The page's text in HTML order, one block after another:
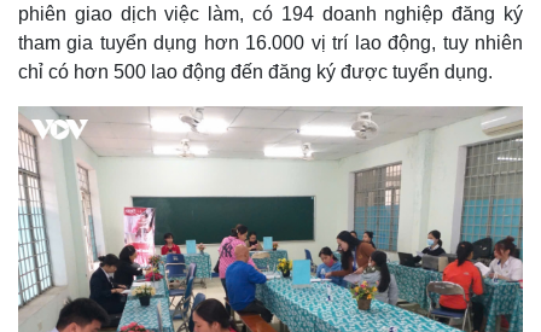
Pháp luật
Vụ án
Tin nóng
Tư vấn luật
Quân sự - Quốc phòng
Vũ khí
Việt Nam
Phân tích
phiên giao dịch việc làm, có 194 doanh nghiệp đăng ký
tham gia tuyển dụng hơn 16.000 vị trí lao động, tuy nhiên
chỉ có hơn 500 lao động đến đăng ký được tuyển dụng.